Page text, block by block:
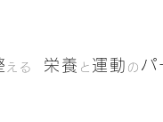
える 栄養 と 運動 の パ